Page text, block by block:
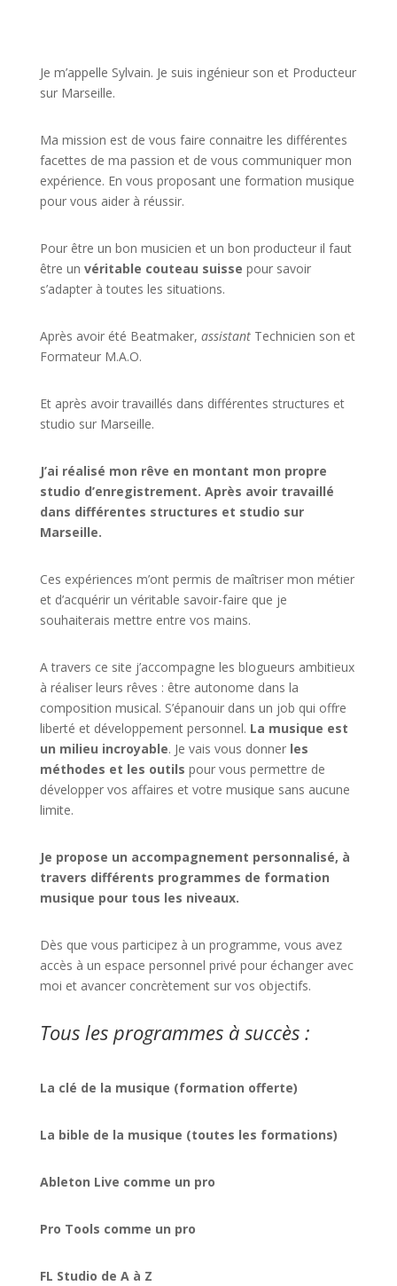
Je m’appelle Sylvain. Je suis ingénieur son et Producteur
sur Marseille.
Ma mission est de vous faire connaitre les différentes
facettes de ma passion et de vous communiquer mon
expérience. En vous proposant une formation musique
pour vous aider à réussir.
Pour être un bon musicien et un bon producteur il faut
être un véritable couteau suisse pour savoir
s’adapter à toutes les situations.
Après avoir été Beatmaker, assistant Technicien son et
Formateur M.A.O.
Et après avoir travaillés dans différentes structures et
studio sur Marseille.
J’ai réalisé mon rêve en montant mon propre
studio d’enregistrement. Après avoir travaillé
dans différentes structures et studio sur
Marseille.
Ces expériences m’ont permis de maîtriser mon métier
et d’acquérir un véritable savoir-faire que je
souhaiterais mettre entre vos mains.
A travers ce site j’accompagne les blogueurs ambitieux
à réaliser leurs rêves : être autonome dans la
composition musical. S’épanouir dans un job qui offre
liberté et développement personnel. La musique est
un milieu incroyable. Je vais vous donner les
méthodes et les outils pour vous permettre de
développer vos affaires et votre musique sans aucune
limite.
Je propose un accompagnement personnalisé, à
travers différents programmes de formation
musique pour tous les niveaux.
Dès que vous participez à un programme, vous avez
accès à un espace personnel privé pour échanger avec
moi et avancer concrètement sur vos objectifs.
Tous les programmes à succès :
La clé de la musique (formation offerte)
La bible de la musique (toutes les formations)
Ableton Live comme un pro
Pro Tools comme un pro
FL Studio de A à Z